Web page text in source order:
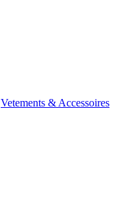
Vetements & Accessoires